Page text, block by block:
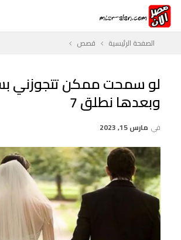
الصفحة الرئيسية قصص
وبعدها نطلق 7
في مارس 15, 2023